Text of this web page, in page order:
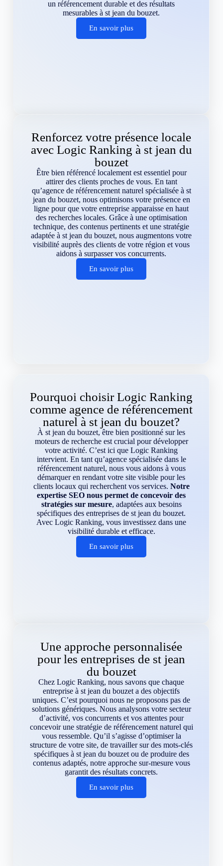
un référencement durable et des résultats
mesurables à st jean du bouzet.
En savoir plus
Renforcez votre présence locale
avec Logic Ranking à st jean du
bouzet
Être bien référencé localement est essentiel pour
attirer des clients proches de vous. En tant
qu’agence de référencement naturel spécialisée à st
jean du bouzet, nous optimisons votre présence en
ligne pour que votre entreprise apparaisse en haut
des recherches locales. Grâce à une optimisation
technique, des contenus pertinents et une stratégie
adaptée à st jean du bouzet, nous augmentons votre
visibilité auprès des clients de votre région et vous
aidons à surpasser vos concurrents.
En savoir plus
Pourquoi choisir Logic Ranking
comme agence de référencement
naturel à st jean du bouzet?
À st jean du bouzet, être bien positionné sur les
moteurs de recherche est crucial pour développer
votre activité. C’est ici que Logic Ranking
intervient. En tant qu’agence spécialisée dans le
référencement naturel, nous vous aidons à vous
démarquer en rendant votre site visible pour les
clients locaux qui recherchent vos services. Notre
expertise SEO nous permet de concevoir des
stratégies sur mesure, adaptées aux besoins
spécifiques des entreprises de st jean du bouzet.
Avec Logic Ranking, vous investissez dans une
visibilité durable et efficace.
En savoir plus
Une approche personnalisée
pour les entreprises de st jean
du bouzet
Chez Logic Ranking, nous savons que chaque
entreprise à st jean du bouzet a des objectifs
uniques. C’est pourquoi nous ne proposons pas de
solutions génériques. Nous analysons votre secteur
d’activité, vos concurrents et vos attentes pour
concevoir une stratégie de référencement naturel qui
vous ressemble. Qu’il s’agisse d’optimiser la
structure de votre site, de travailler sur des mots-clés
spécifiques à st jean du bouzet ou de produire des
contenus adaptés, notre approche sur-mesure vous
garantit des résultats concrets.
En savoir plus